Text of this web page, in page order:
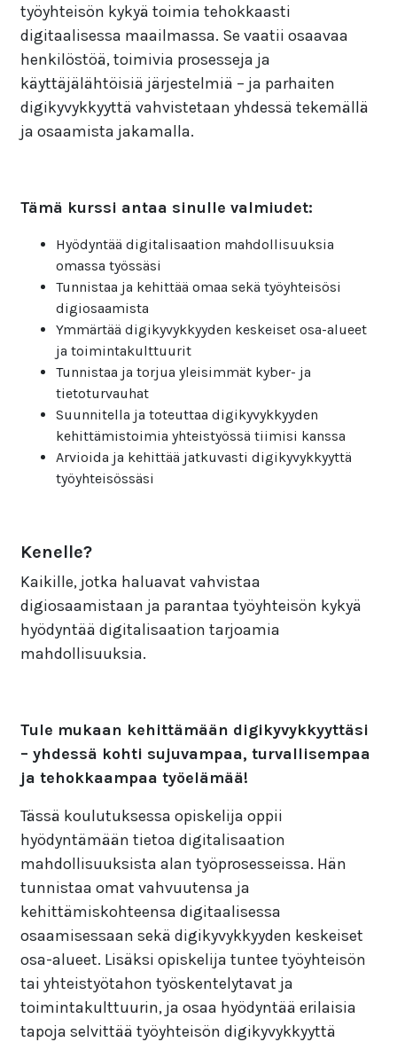
työyhteisön kykyä toimia tehokkaasti
digitaalisessa maailmassa. Se vaatii osaavaa
henkilöstöä, toimivia prosesseja ja
käyttäjälähtöisiä järjestelmiä – ja parhaiten
digikyvykkyyttä vahvistetaan yhdessä tekemällä
ja osaamista jakamalla.
Tämä kurssi antaa sinulle valmiudet:
Hyödyntää digitalisaation mahdollisuuksia
omassa työssäsi
Tunnistaa ja kehittää omaa sekä työyhteisösi
digiosaamista
Ymmärtää digikyvykkyyden keskeiset osa-alueet
ja toimintakulttuurit
Tunnistaa ja torjua yleisimmät kyber- ja
tietoturvauhat
Suunnitella ja toteuttaa digikyvykkyyden
kehittämistoimia yhteistyössä tiimisi kanssa
Arvioida ja kehittää jatkuvasti digikyvykkyyttä
työyhteisössäsi
Kenelle?
Kaikille, jotka haluavat vahvistaa
digiosaamistaan ja parantaa työyhteisön kykyä
hyödyntää digitalisaation tarjoamia
mahdollisuuksia.
Tule mukaan kehittämään digikyvykkyyttäsi
– yhdessä kohti sujuvampaa, turvallisempaa
ja tehokkaampaa työelämää!
Tässä koulutuksessa opiskelija oppii
hyödyntämään tietoa digitalisaation
mahdollisuuksista alan työprosesseissa. Hän
tunnistaa omat vahvuutensa ja
kehittämiskohteensa digitaalisessa
osaamisessaan sekä digikyvykkyyden keskeiset
osa-alueet. Lisäksi opiskelija tuntee työyhteisön
tai yhteistyötahon työskentelytavat ja
toimintakulttuurin, ja osaa hyödyntää erilaisia
tapoja selvittää työyhteisön digikyvykkyyttä